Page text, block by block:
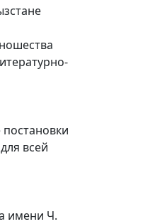
всей
имени Ч.